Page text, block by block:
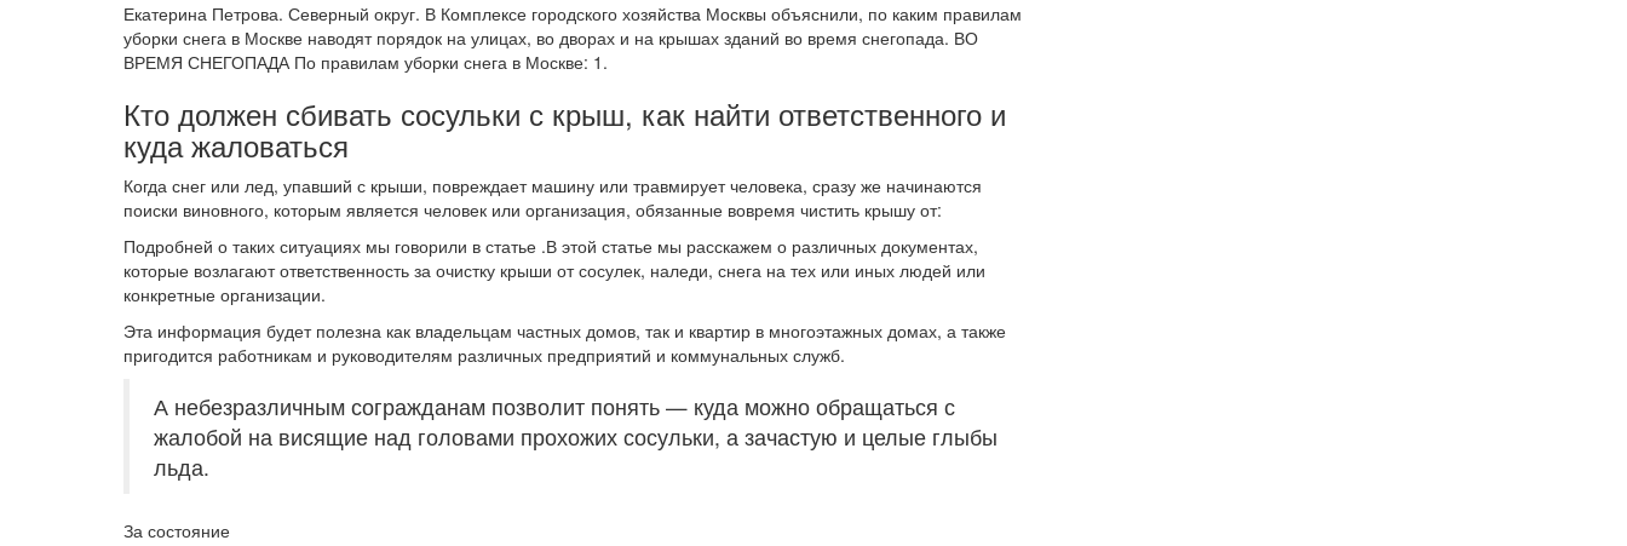
Екатерина Петрова. Северный округ. В Комплексе городского хозяйства Москвы объяснили, по каким правилам
уборки снега в Москве наводят порядок на улицах, во дворах и на крышах зданий во время снегопада. ВО
ВРЕМЯ СНЕГОПАДА По правилам уборки снега в Москве: 1.
Кто должен сбивать сосульки с крыш, как найти ответственного и
куда жаловаться
Когда снег или лед, упавший с крыши, повреждает машину или травмирует человека, сразу же начинаются
поиски виновного, которым является человек или организация, обязанные вовремя чистить крышу от:
Подробней о таких ситуациях мы говорили в статье .В этой статье мы расскажем о различных документах,
которые возлагают ответственность за очистку крыши от сосулек, наледи, снега на тех или иных людей или
конкретные организации.
Эта информация будет полезна как владельцам частных домов, так и квартир в многоэтажных домах, а также
пригодится работникам и руководителям различных предприятий и коммунальных служб.
А небезразличным согражданам позволит понять — куда можно обращаться с
жалобой на висящие над головами прохожих сосульки, а зачастую и целые глыбы
льда.
За состояние